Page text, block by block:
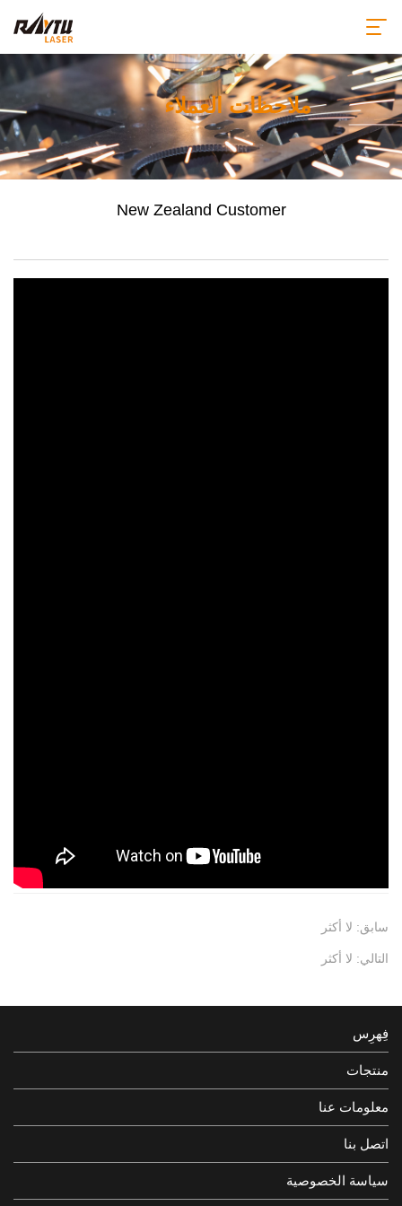
ملاحظات العملاء
New Zealand Customer
سابق: لا أكثر
التالي: لا أكثر
فِهرِس
منتجات
معلومات عنا
اتصل بنا
سياسة الخصوصية